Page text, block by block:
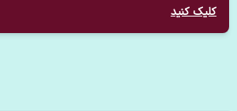
کلیک کنید